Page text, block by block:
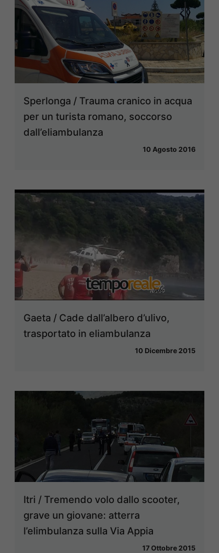
Sperlonga / Trauma cranico in acqua
per un turista romano, soccorso
dall’eliambulanza
10 Agosto 2016
Gaeta / Cade dall’albero d’ulivo,
trasportato in eliambulanza
10 Dicembre 2015
Itri / Tremendo volo dallo scooter,
grave un giovane: atterra
l’elimbulanza sulla Via Appia
17 Ottobre 2015